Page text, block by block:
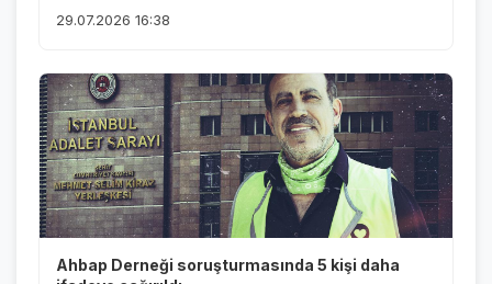
29.07.2026 16:38
Ahbap Derneği soruşturmasında 5 kişi daha